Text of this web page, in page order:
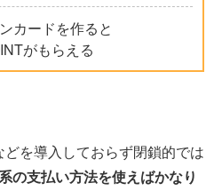
カードを作ると
がもらえる
を導入しておらず閉鎖的では
の支払い方法を使えばかなり